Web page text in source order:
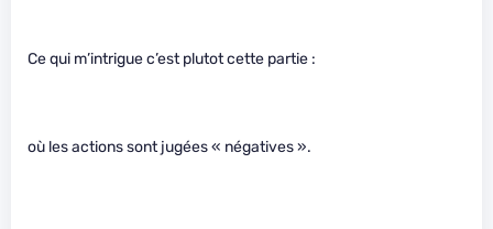
Ce qui m’intrigue c’est plutot cette partie :
où les actions sont jugées « négatives ».